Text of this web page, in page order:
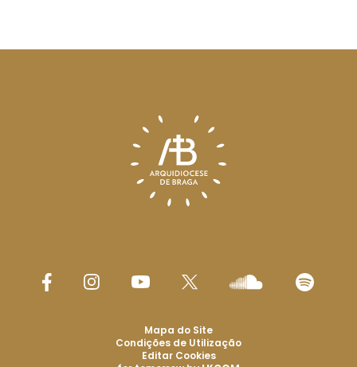
Mapa do Site
Condições de Utilização
Editar Cookies